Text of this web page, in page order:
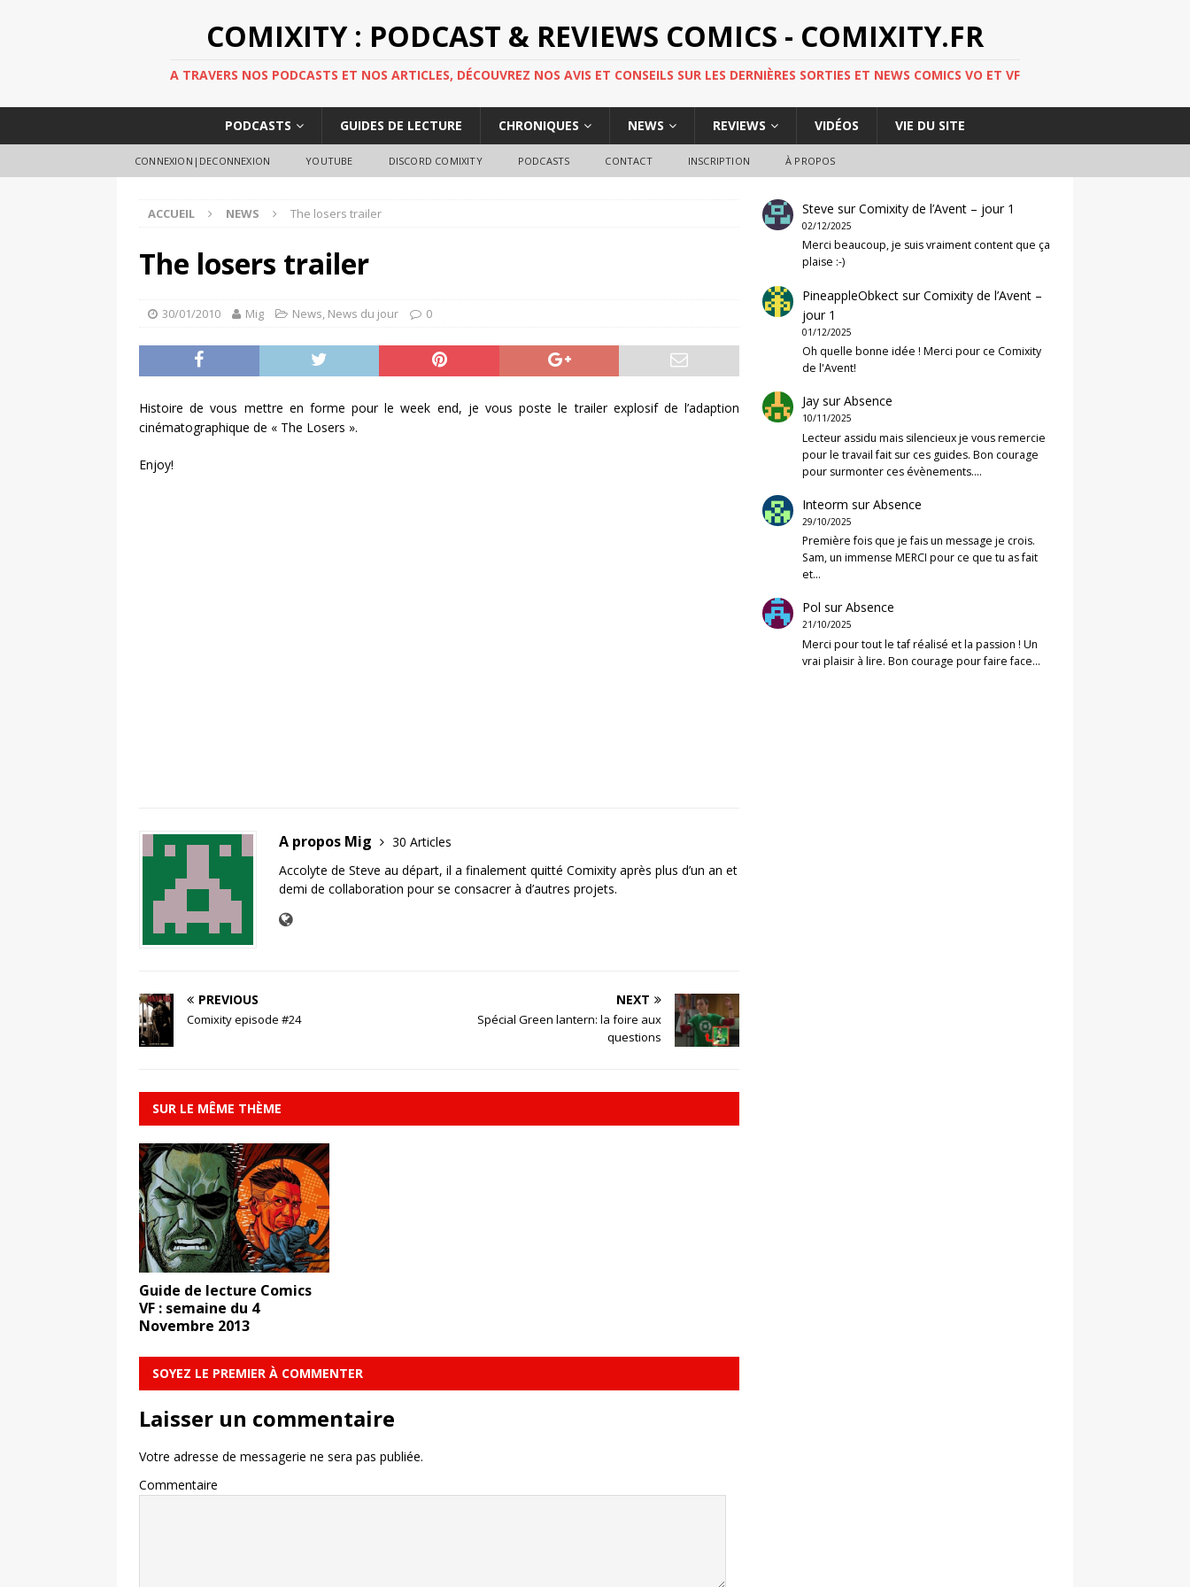
COMIXITY : PODCAST & REVIEWS COMICS - COMIXITY.FR
A TRAVERS NOS PODCASTS ET NOS ARTICLES, DÉCOUVREZ NOS AVIS ET CONSEILS SUR LES DERNIÈRES SORTIES ET NEWS COMICS VO ET VF
PODCASTS GUIDES DE LECTURE CHRONIQUES NEWS REVIEWS VIDÉOS VIE DU SITE
CONNEXION|DECONNEXION YOUTUBE DISCORD COMIXITY PODCASTS CONTACT INSCRIPTION À PROPOS
ACCUEIL NEWS The losers trailer
The losers trailer
30/01/2010 Mig News, News du jour 0
Histoire de vous mettre en forme pour le week end, je vous poste le trailer explosif de l’adaption
cinématographique de « The Losers ».
Enjoy!
A propos Mig
30 Articles
Accolyte de Steve au départ, il a finalement quitté Comixity après plus d’un an et
demi de collaboration pour se consacrer à d’autres projets.
PREVIOUS
Comixity episode #24
NEXT
Spécial Green lantern: la foire aux
questions
SUR LE MÊME THÈME
Guide de lecture Comics
VF : semaine du 4
Novembre 2013
SOYEZ LE PREMIER À COMMENTER
Laisser un commentaire
Votre adresse de messagerie ne sera pas publiée.
Commentaire
Steve surComixity de l’Avent – jour 1
02/12/2025
Merci beaucoup, je suis vraiment content que ça
plaise :-)
PineappleObkect surComixity de l’Avent –
jour 1
01/12/2025
Oh quelle bonne idée ! Merci pour ce Comixity
de l'Avent!
Jay surAbsence
10/11/2025
Lecteur assidu mais silencieux je vous remercie
pour le travail fait sur ces guides. Bon courage
pour surmonter ces évènements.…
Inteorm surAbsence
29/10/2025
Première fois que je fais un message je crois.
Sam, un immense MERCI pour ce que tu as fait
et…
Pol surAbsence
21/10/2025
Merci pour tout le taf réalisé et la passion ! Un
vrai plaisir à lire. Bon courage pour faire face…